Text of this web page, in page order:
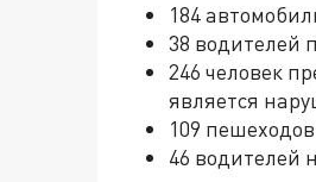
184
38 водителей
246 человек
является
109
46 водителей